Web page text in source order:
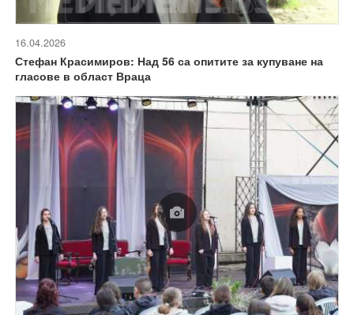
16.04.2026
Стефан Красимиров: Над 56 са опитите за купуване на
гласове в област Враца